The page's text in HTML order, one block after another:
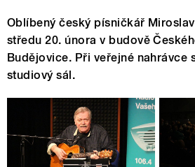
Oblíbený český písničkář
středu 20. února v budově
Budějovice. Při veřejné nahrávce
studiový sál.